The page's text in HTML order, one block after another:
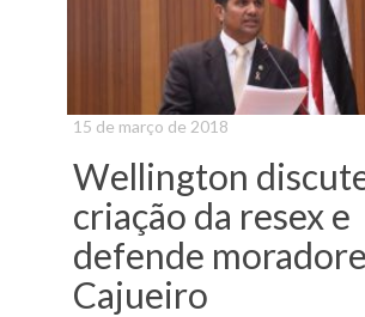
15 de março de 2018
Wellington
criação da resex e
defende
Cajueiro